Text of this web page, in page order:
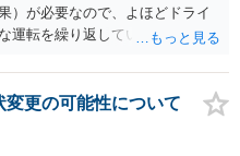
）が必要なので、よほどドライ
運転を繰り返している等の映像
更の可能性について